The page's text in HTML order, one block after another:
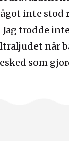
inte stod
Jag trodde
när
som